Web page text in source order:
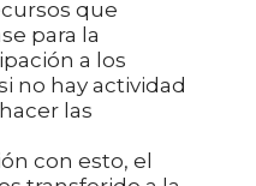
que
para la
a los
no hay actividad
las
con esto, el